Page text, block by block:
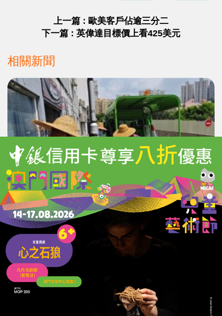
上一篇 : 歐美客戶佔逾三分二
下一篇 : 英偉達目標價上看425美元
相關新聞
公建局全力推進公共渠務管理維護
多舉措應對風雨季來臨
02/07/2026 36671